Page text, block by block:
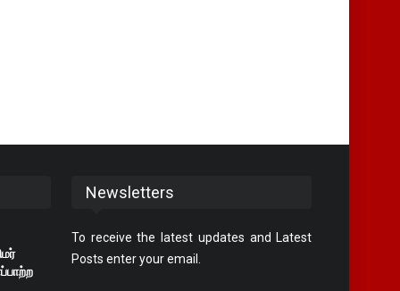
Newsletters
To receive the latest updates and Latest
Posts enter your email.